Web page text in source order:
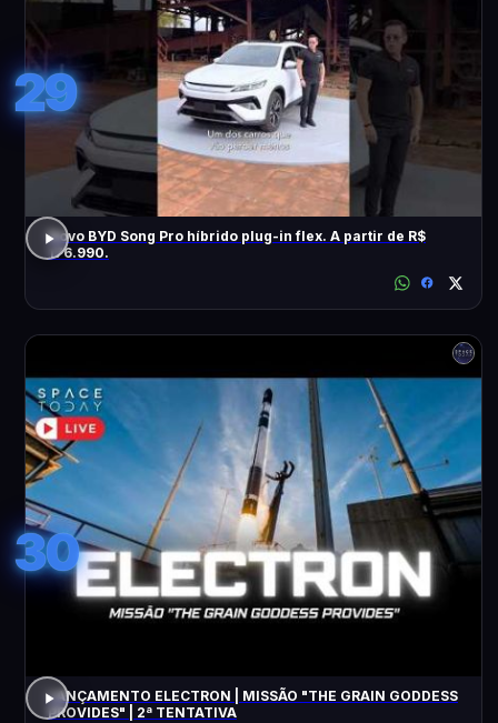
29
Novo BYD Song Pro híbrido plug-in flex. A partir de R$
176.990.
30
LANÇAMENTO ELECTRON | MISSÃO "THE GRAIN GODDESS
PROVIDES" | 2ª TENTATIVA